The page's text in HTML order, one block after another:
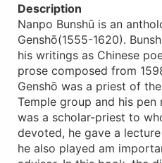
Description
Nanpo Bunshū is an
Genshō(1555-1620).
his writings as Chinese
prose composed from
Genshō was a priest of
Temple group and his pen
was a scholar-priest to
devoted, he gave a
he also played am